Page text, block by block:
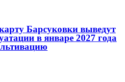
Барсуковки выведут
в январе 2027 года